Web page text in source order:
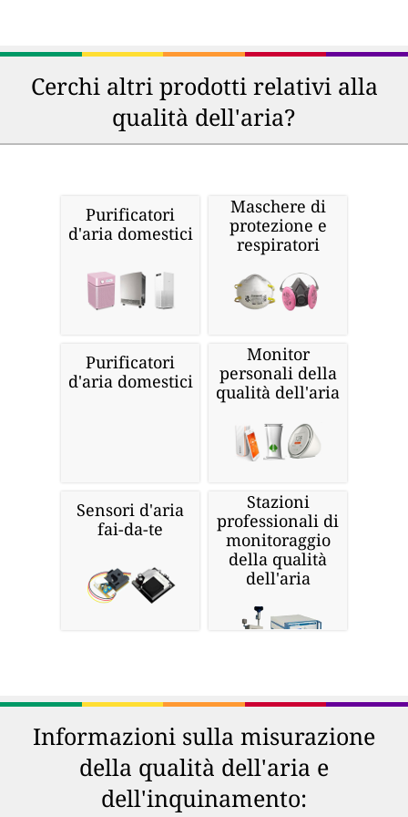
Cerchi altri prodotti relativi alla
qualità dell'aria?
Purificatori
d'aria domestici
Maschere di
protezione e
respiratori
Purificatori
d'aria domestici
Monitor
personali della
qualità dell'aria
Sensori d'aria
fai-da-te
Stazioni
professionali di
monitoraggio
della qualità
dell'aria
Informazioni sulla misurazione
della qualità dell'aria e
dell'inquinamento: